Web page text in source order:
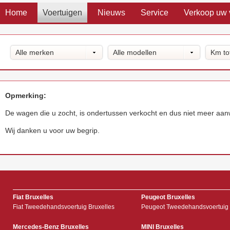
Home Voertuigen Nieuws Service Verkoop uw
Alle merken Alle modellen Km
Opmerking:
De wagen die u zocht, is ondertussen verkocht en dus niet meer
Wij danken u voor uw begrip.
Fiat Bruxelles
Fiat Tweedehandsvoertuig Bruxelles
Peugeot Bruxelles
Peugeot
Mercedes-Benz Bruxelles MINI Bruxelles